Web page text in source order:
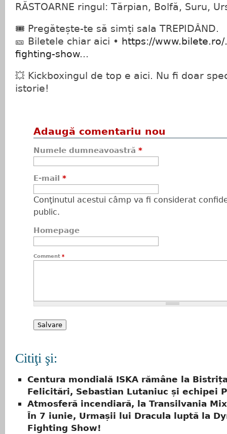
RĂSTOARNE ringul: Tărpian, Bolfă, Suru,
🎟️ Pregătește-te să simți sala TREPIDÂND.
🎫 Biletele chiar aici • https://
fighting-show...
💥 Kickboxingul de top e aici. Nu fi doar
istorie!
Adaugă comentariu nou
Numele dumneavoastră *
E-mail *
Conţinutul acestui câmp va fi considerat
public.
Homepage
Comment *
Citiţi şi:
Centura mondială ISKA rămâne la
Felicitări, Sebastian Lutaniuc și echipei
Atmosferă incendiară, la Transilvania
În 7 iunie, Urmașii lui Dracula luptă la
Fighting Show!